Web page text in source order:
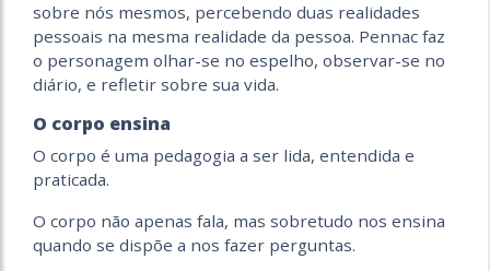
sobre nós mesmos, percebendo duas realidades
pessoais na mesma realidade da pessoa. Pennac faz
o personagem olhar-se no espelho, observar-se no
diário, e refletir sobre sua vida.
O corpo ensina
O corpo é uma pedagogia a ser lida, entendida e
praticada.
O corpo não apenas fala, mas sobretudo nos ensina
quando se dispõe a nos fazer perguntas.